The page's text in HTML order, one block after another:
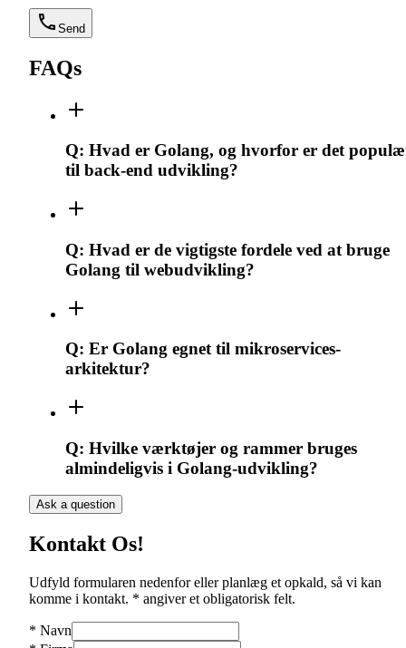
Send
FAQs
Q: Hvad er Golang, og hvorfor er det
til back-end udvikling?
Q: Hvad er de vigtigste fordele ved at bruge
Golang til webudvikling?
Q: Er Golang egnet til mikroservices-
arkitektur?
Q: Hvilke værktøjer og rammer bruges
almindeligvis i Golang-udvikling?
Ask a question
Kontakt Os!
Udfyld formularen nedenfor eller planlæg et opkald, så vi kan
komme i kontakt. * angiver et obligatorisk felt.
* Navn